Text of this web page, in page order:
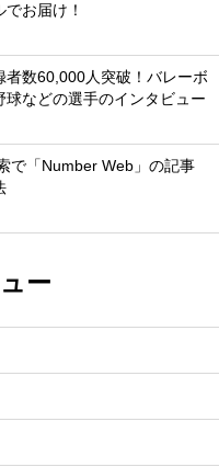
お届け！
者数60,000人突破！バレーボ
球などの選手のインタビュー
で「Number Web」の記事
ー